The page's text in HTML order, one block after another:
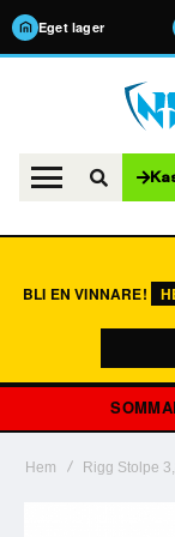
Eget lager
BLI EN VINNARE!
Hem Rigg Stolpe